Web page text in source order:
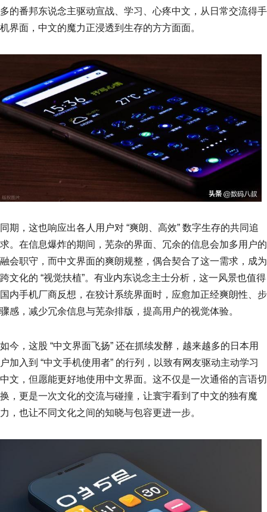
多的番邦东说念主驱动宣战、学习、心疼中文，从日常交流得手
机界面，中文的魔力正浸透到生存的方方面面。
同期，这也响应出各人用户对 “爽朗、高效” 数字生存的共同追
求。在信息爆炸的期间，芜杂的界面、冗余的信息会加多用户的
融会职守，而中文界面的爽朗规整，偶合契合了这一需求，成为
跨文化的 “视觉扶植”。有业内东说念主士分析，这一风景也值得
国内手机厂商反想，在狡计系统界面时，应愈加正经爽朗性、步
骤感，减少冗余信息与芜杂排版，提高用户的视觉体验。
如今，这股 “中文界面飞扬” 还在抓续发酵，越来越多的日本用
户加入到 “中文手机使用者” 的行列，以致有网友驱动主动学习
中文，但愿能更好地使用中文界面。这不仅是一次通俗的言语切
换，更是一次文化的交流与碰撞，让寰宇看到了中文的独有魔
力，也让不同文化之间的知晓与包容更进一步。